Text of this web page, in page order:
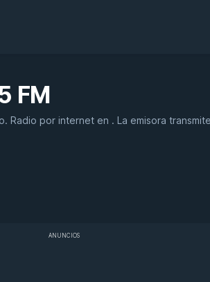
FM
Radio por internet en . La emisora
ANUNCIOS